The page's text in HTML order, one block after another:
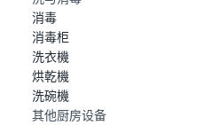
消毒
消毒柜
洗衣機
烘乾機
洗碗機
其他厨房设备